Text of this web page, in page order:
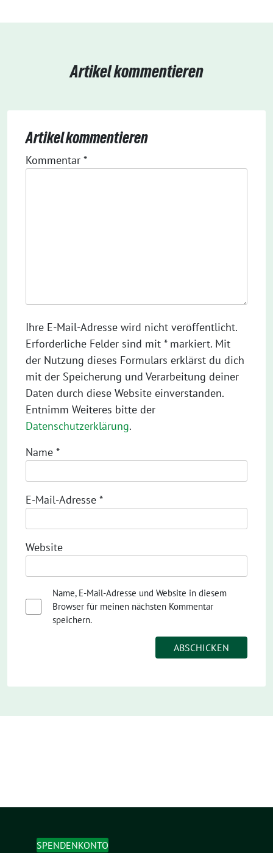
Artikel kommentieren
Artikel kommentieren
Kommentar *
Ihre E-Mail-Adresse wird nicht veröffentlicht.
Erforderliche Felder sind mit * markiert. Mit
der Nutzung dieses Formulars erklärst du dich
mit der Speicherung und Verarbeitung deiner
Daten durch diese Website einverstanden.
Entnimm Weiteres bitte der
Datenschutzerklärung.
Name *
E-Mail-Adresse *
Website
Name, E-Mail-Adresse und Website in diesem
Browser für meinen nächsten Kommentar
speichern.
SPENDENKONTO